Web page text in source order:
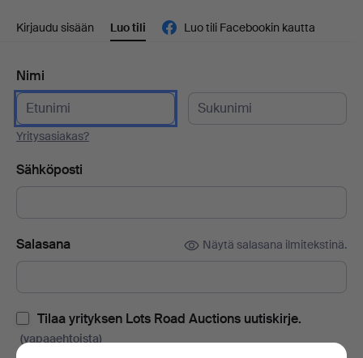
Kirjaudu sisään Luo tili Luo tili Facebookin kautta
Nimi
Yritysasiakas?
Sähköposti
Salasana Näytä salasana ilmitekstinä.
Tilaa yrityksen Lots Road Auctions uutiskirje.
(vapaaehtoista)